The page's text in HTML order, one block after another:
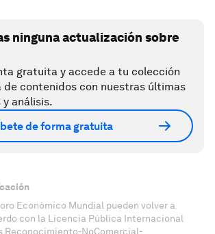
ninguna actualización sobre
gratuita y accede a tu colección
de contenidos con nuestras últimas
análisis.
de forma gratuita
Económico Mundial pueden volver a
con la Licencia Pública Internacional
Reconocimiento-NoComercial-